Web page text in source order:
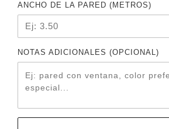
ANCHO DE LA PARED (METROS)
NOTAS ADICIONALES (OPCIONAL)